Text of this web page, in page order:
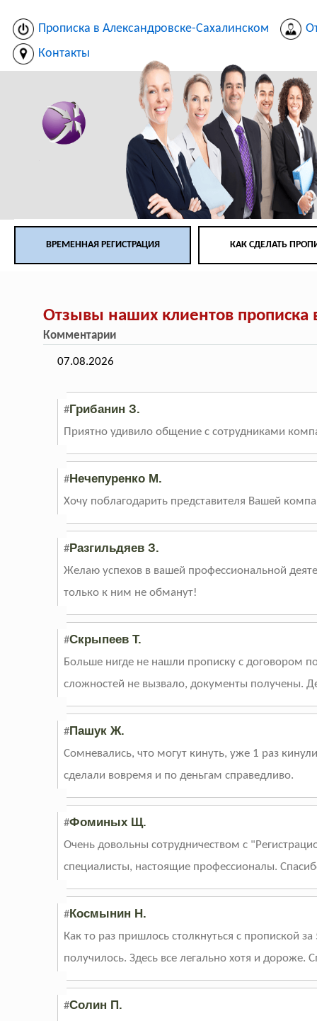
Прописка в Александровске-Сахалинском
Контакты
ВРЕМЕННАЯ РЕГИСТРАЦИЯ КАК СДЕЛАТЬ
Отзывы наших клиентов прописка
Комментарии
07.08.2026
#Грибанин З.
Приятно удивило общение с сотрудниками
#Нечепуренко М.
Хочу поблагодарить представителя Вашей
#Разгильдяев З.
Желаю успехов в вашей профессиональной
только к ним не обманут!
#Скрыпеев Т.
Больше нигде не нашли прописку с договором
сложностей не вызвало, документы получены.
#Пашук Ж.
Сомневались, что могут кинуть, уже 1 раз
сделали вовремя и по деньгам справедливо.
#Фоминых Щ.
Очень довольны сотрудничеством с
специалисты, настоящие профессионалы.
#Космынин Н.
Как то раз пришлось столкнуться с пропиской
получилось. Здесь все легально хотя и дороже.
#Солин П.